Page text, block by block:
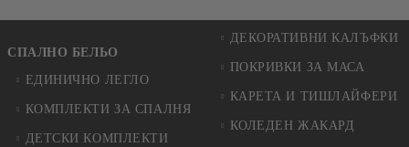
СПАЛНО БЕЛЬО
ЕДИНИЧНО ЛЕГЛО
КОМПЛЕКТИ ЗА СПАЛНЯ
ДЕТСКИ КОМПЛЕКТИ
ДЕКОРАТИВНИ КАЛЪФКИ
ПОКРИВКИ ЗА МАСА
КАРЕТА И ТИШЛАЙФЕРИ
КОЛЕДЕН ЖАКАРД